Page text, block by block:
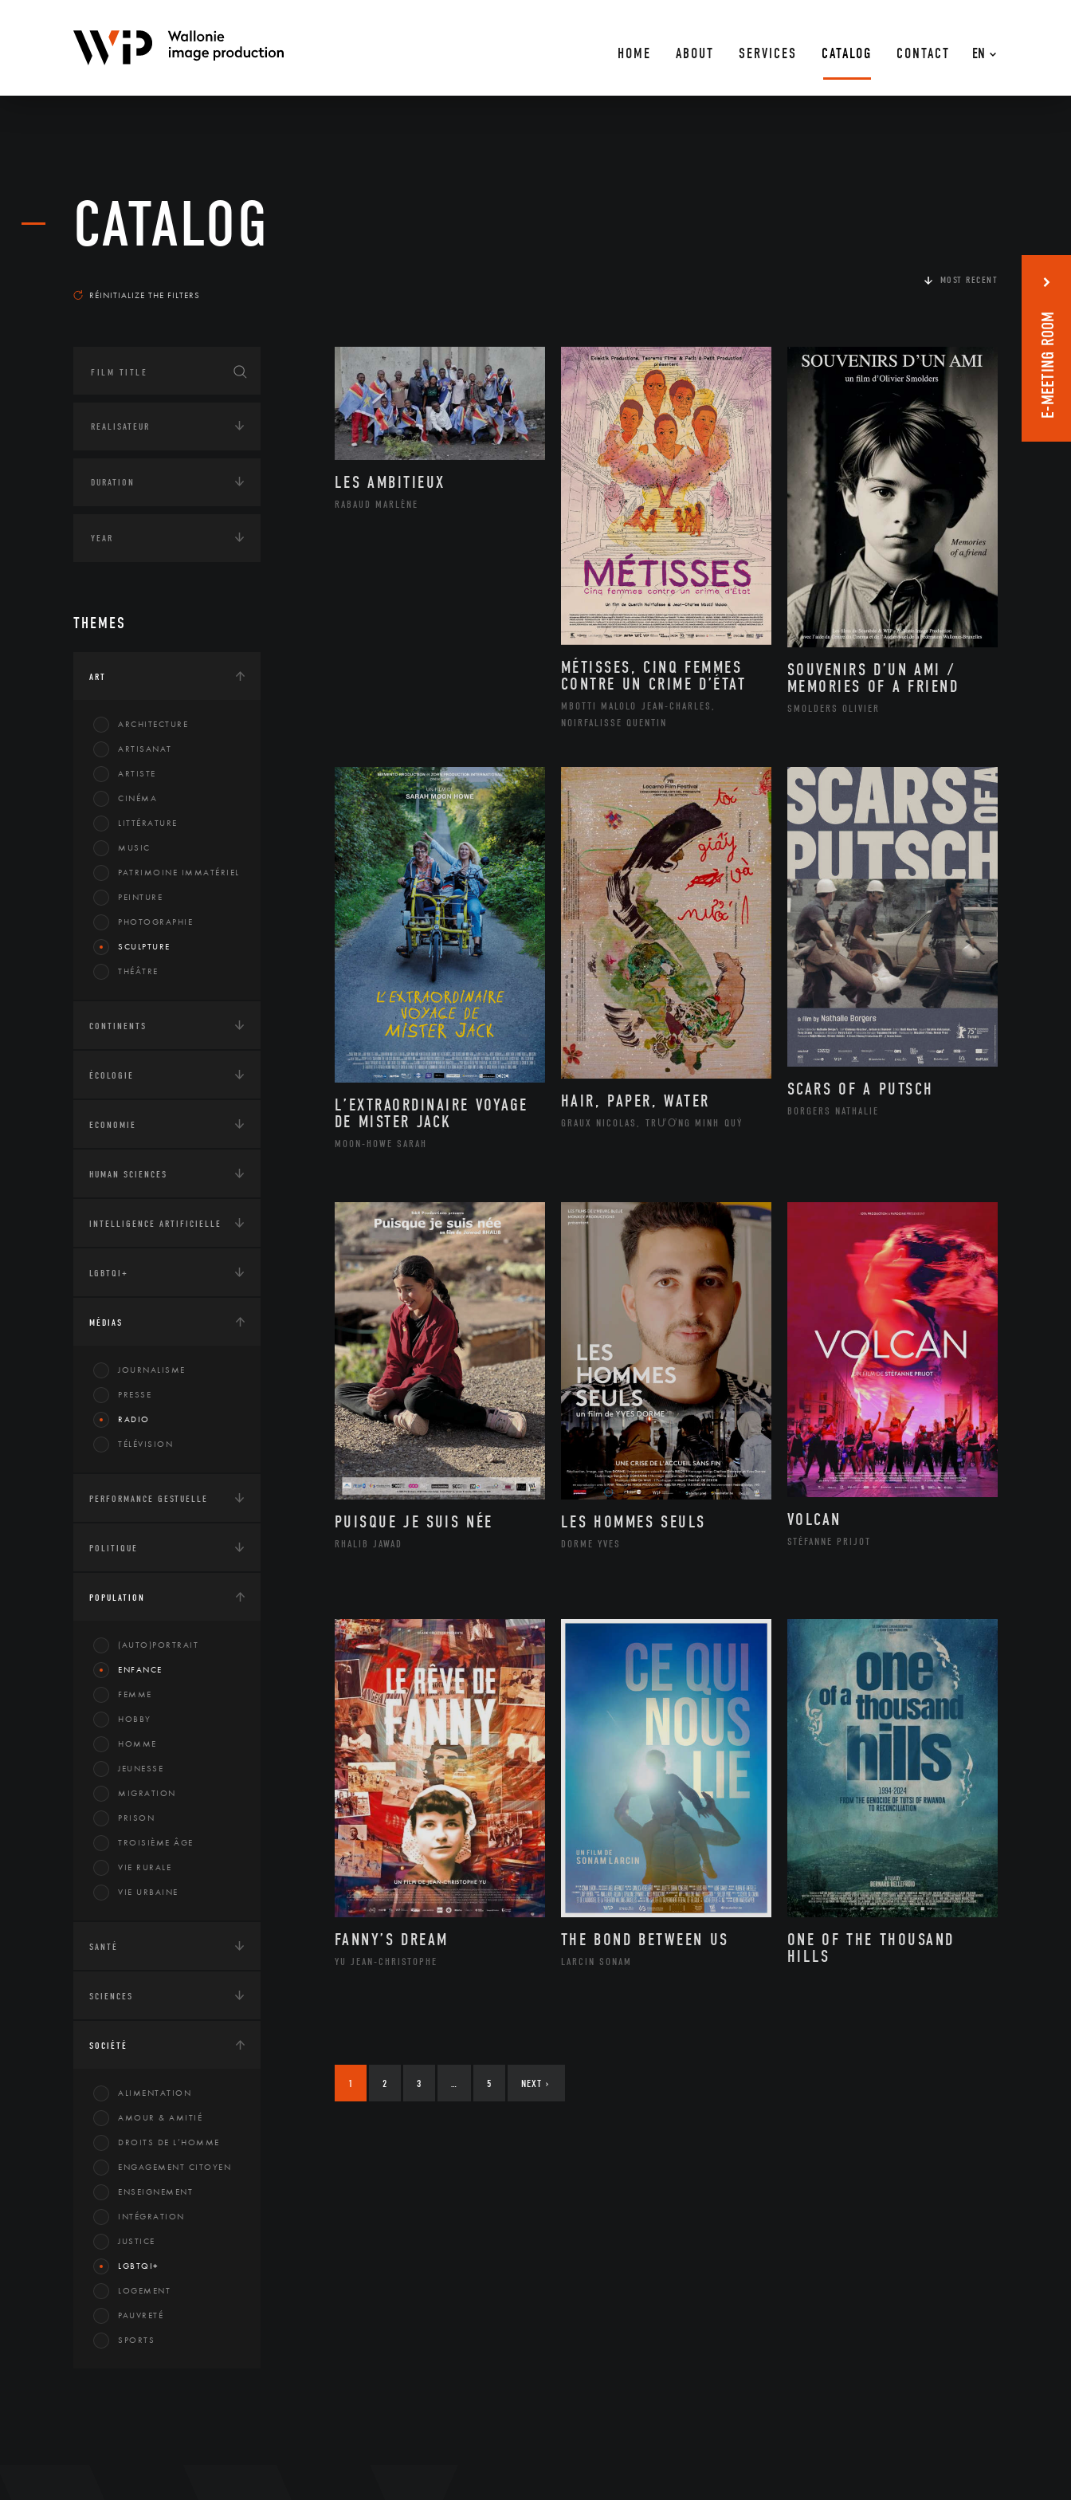
EN
HOME ABOUT SERVICES CATALOG CONTACT
CATALOG
RÉINITIALIZE THE FILTERS
THEMES
ART
ARCHITECTURE
ARTISANAT
ARTISTE
CINÉMA
LITTÉRATURE
MUSIC
PATRIMOINE IMMATÉRIEL
PEINTURE
PHOTOGRAPHIE
SCULPTURE
THÉÂTRE
CONTINENTS
ÉCOLOGIE
ECONOMIE
HUMAN SCIENCES
INTELLIGENCE ARTIFICIELLE
LGBTQI+
MÉDIAS
JOURNALISME
PRESSE
RADIO
TÉLÉVISION
PERFORMANCE GESTUELLE
POLITIQUE
POPULATION
(AUTO)PORTRAIT
ENFANCE
FEMME
HOBBY
HOMME
JEUNESSE
MIGRATION
PRISON
TROISIÈME ÂGE
VIE RURALE
VIE URBAINE
SANTÉ
SCIENCES
SOCIÉTÉ
ALIMENTATION
AMOUR & AMITIÉ
DROITS DE L’HOMME
ENGAGEMENT CITOYEN
ENSEIGNEMENT
INTÉGRATION
JUSTICE
LGBTQI+
LOGEMENT
PAUVRETÉ
SPORTS
MOST RECENT
LES AMBITIEUX
RABAUD MARLÈNE
MÉTISSES, CINQ FEMMES
CONTRE UN CRIME D’ÉTAT
MBOTTI MALOLO JEAN-CHARLES,
NOIRFALISSE QUENTIN
SOUVENIRS D’UN AMI /
MEMORIES OF A FRIEND
SMOLDERS OLIVIER
L’EXTRAORDINAIRE VOYAGE
DE MISTER JACK
MOON-HOWE SARAH
HAIR, PAPER, WATER
GRAUX NICOLAS, TRƯƠNG MINH QUÝ
SCARS OF A PUTSCH
BORGERS NATHALIE
PUISQUE JE SUIS NÉE
RHALIB JAWAD
LES HOMMES SEULS
DORME YVES
VOLCAN
STÉFANNE PRIJOT
FANNY’S DREAM
YU JEAN-CHRISTOPHE
THE BOND BETWEEN US
LARCIN SONAM
ONE OF THE THOUSAND
HILLS
1 2 3 5 NEXT ›
E-MEETING ROOM